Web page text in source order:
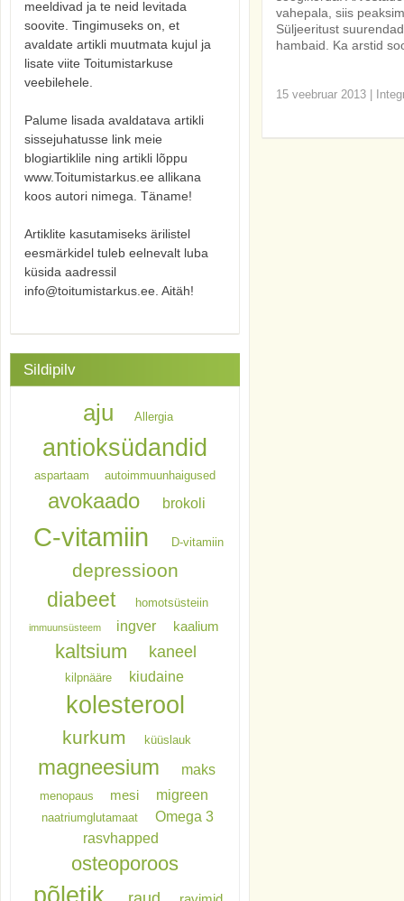
vahepala, siis
Süljeeritust
hambaid. Ka arstid
15 veebruar 2013
meeldivad ja te neid levitada
soovite. Tingimuseks on, et
avaldate artikli muutmata kujul ja
lisate viite Toitumistarkuse
veebilehele.
Palume lisada avaldatava artikli
sissejuhatusse link meie
blogiartiklile ning artikli lõppu
www.Toitumistarkus.ee allikana
koos autori nimega. Täname!
Artiklite kasutamiseks ärilistel
eesmärkidel tuleb eelnevalt luba
küsida aadressil
info@toitumistarkus.ee. Aitäh!
Sildipilv
aju Allergia
antioksüdandid
aspartaam autoimmuunhaigused
avokaado brokoli
C-vitamiin D-vitamiin
depressioon
diabeet homotsüsteiin
immuunsüsteem ingver kaalium
kaltsium kaneel
kilpnääre kiudaine
kolesterool
kurkum küüslauk
magneesium maks
menopaus mesi migreen
naatriumglutamaat
Omega 3
rasvhapped
osteoporoos
põletik